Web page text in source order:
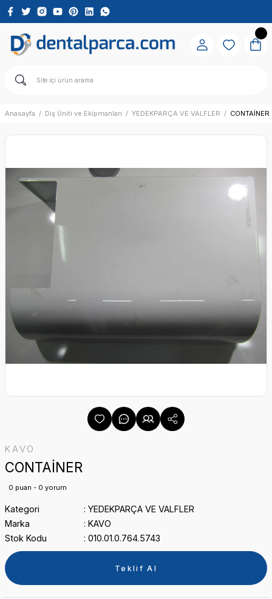
Anasayfa Diş Üniti ve Ekipmanları YEDEKPARÇA VE VALFLER CONTAİNER
KAVO
CONTAİNER
0 puan - 0 yorum
Kategori
YEDEKPARÇA VE VALFLER
Marka
KAVO
Stok Kodu
010.01.0.764.5743
Teklif Al